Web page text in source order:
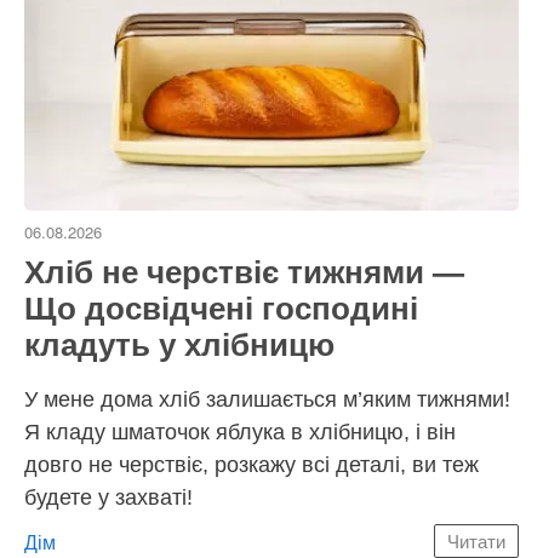
06.08.2026
Хліб не черствіє тижнями —
Що досвідчені господині
кладуть у хлібницю
У мене дома хліб залишається м’яким тижнями!
Я кладу шматочок яблука в хлібницю, і він
довго не черствіє, розкажу всі деталі, ви теж
будете у захваті!
Категорії
Дім Читати